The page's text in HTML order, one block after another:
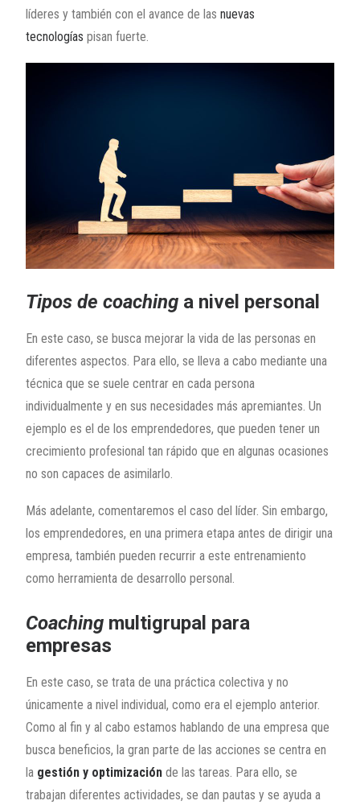
líderes y también con el avance de las nuevas
tecnologías pisan fuerte.
Tipos de coaching a nivel personal
En este caso, se busca mejorar la vida de las personas en
diferentes aspectos. Para ello, se lleva a cabo mediante una
técnica que se suele centrar en cada persona
individualmente y en sus necesidades más apremiantes. Un
ejemplo es el de los emprendedores, que pueden tener un
crecimiento profesional tan rápido que en algunas ocasiones
no son capaces de asimilarlo.
Más adelante, comentaremos el caso del líder. Sin embargo,
los emprendedores, en una primera etapa antes de dirigir una
empresa, también pueden recurrir a este entrenamiento
como herramienta de desarrollo personal.
Coaching multigrupal para
empresas
En este caso, se trata de una práctica colectiva y no
únicamente a nivel individual, como era el ejemplo anterior.
Como al fin y al cabo estamos hablando de una empresa que
busca beneficios, la gran parte de las acciones se centra en
la gestión y optimización de las tareas. Para ello, se
trabajan diferentes actividades, se dan pautas y se ayuda a